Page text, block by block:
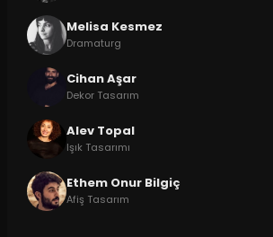
Melisa Kesmez
Dramaturg
Cihan Aşar
Dekor Tasarım
Alev Topal
Işık Tasarımı
Ethem Onur Bilgiç
Afiş Tasarım